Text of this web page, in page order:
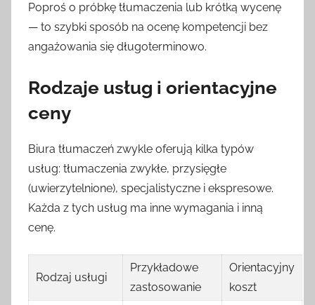
Poproś o próbkę tłumaczenia lub krótką wycenę
— to szybki sposób na ocenę kompetencji bez
angażowania się długoterminowo.
Rodzaje usług i orientacyjne
ceny
Biura tłumaczeń zwykle oferują kilka typów
usług: tłumaczenia zwykłe, przysięgłe
(uwierzytelnione), specjalistyczne i ekspresowe.
Każda z tych usług ma inne wymagania i inną
cenę.
Rodzaj usługi
Przykładowe
zastosowanie
Orientacyjny
koszt